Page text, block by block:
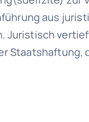
aus
Juristisch
Staatshaftung,